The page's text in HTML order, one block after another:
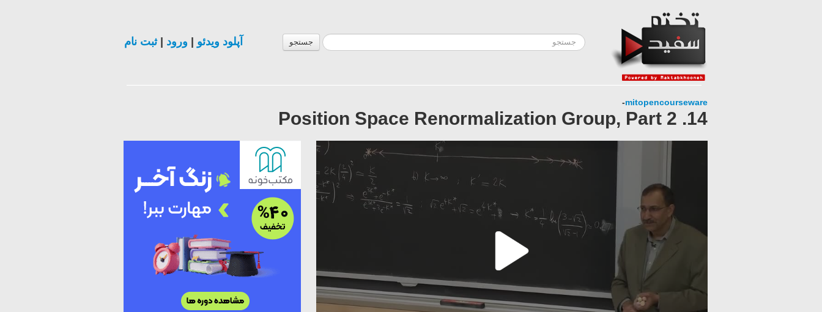
جستجو آپلود ویدئو ورود |ثبت نام
mitopencourseware
-
14. Position Space Renormalization Group, Part 2